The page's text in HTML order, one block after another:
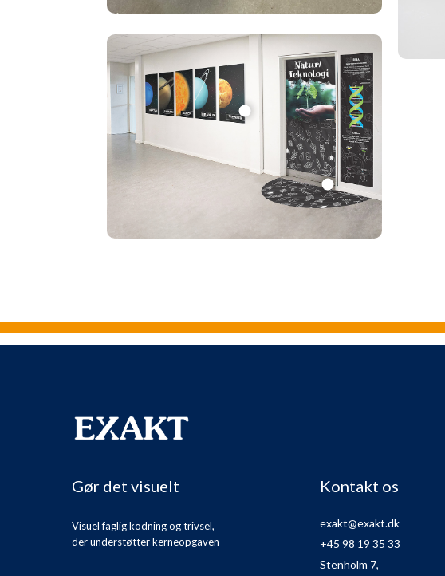
Gør det visuelt
Visuel faglig kodning og trivsel,
der understøtter kerneopgaven
Kontakt os
exakt@exakt.dk
+45 98 19 35 33
Stenholm 7,